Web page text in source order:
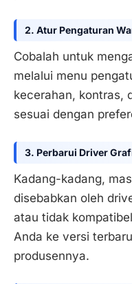
2. Atur Pengaturan
Cobalah untuk
melalui menu
kecerahan, kontras,
sesuai dengan
3. Perbarui Driver
Kadang-kadang,
disebabkan oleh
atau tidak
Anda ke versi
produsennya.